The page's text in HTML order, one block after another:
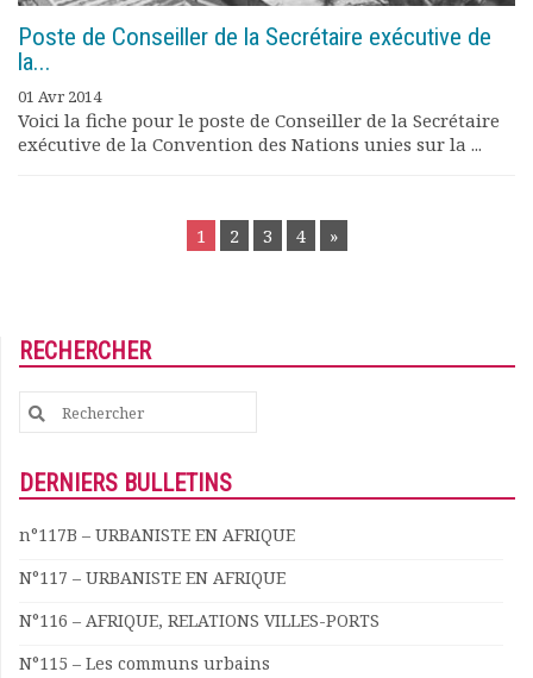
Poste de Conseiller de la Secrétaire exécutive de
la...
01 Avr 2014
Voici la fiche pour le poste de Conseiller de la Secrétaire
exécutive de la Convention des Nations unies sur la ...
NAVIGATION
1 2 3 4 »
RECHERCHER
Search
for:
DERNIERS BULLETINS
n°117B – URBANISTE EN AFRIQUE
N°117 – URBANISTE EN AFRIQUE
N°116 – AFRIQUE, RELATIONS VILLES-PORTS
N°115 – Les communs urbains